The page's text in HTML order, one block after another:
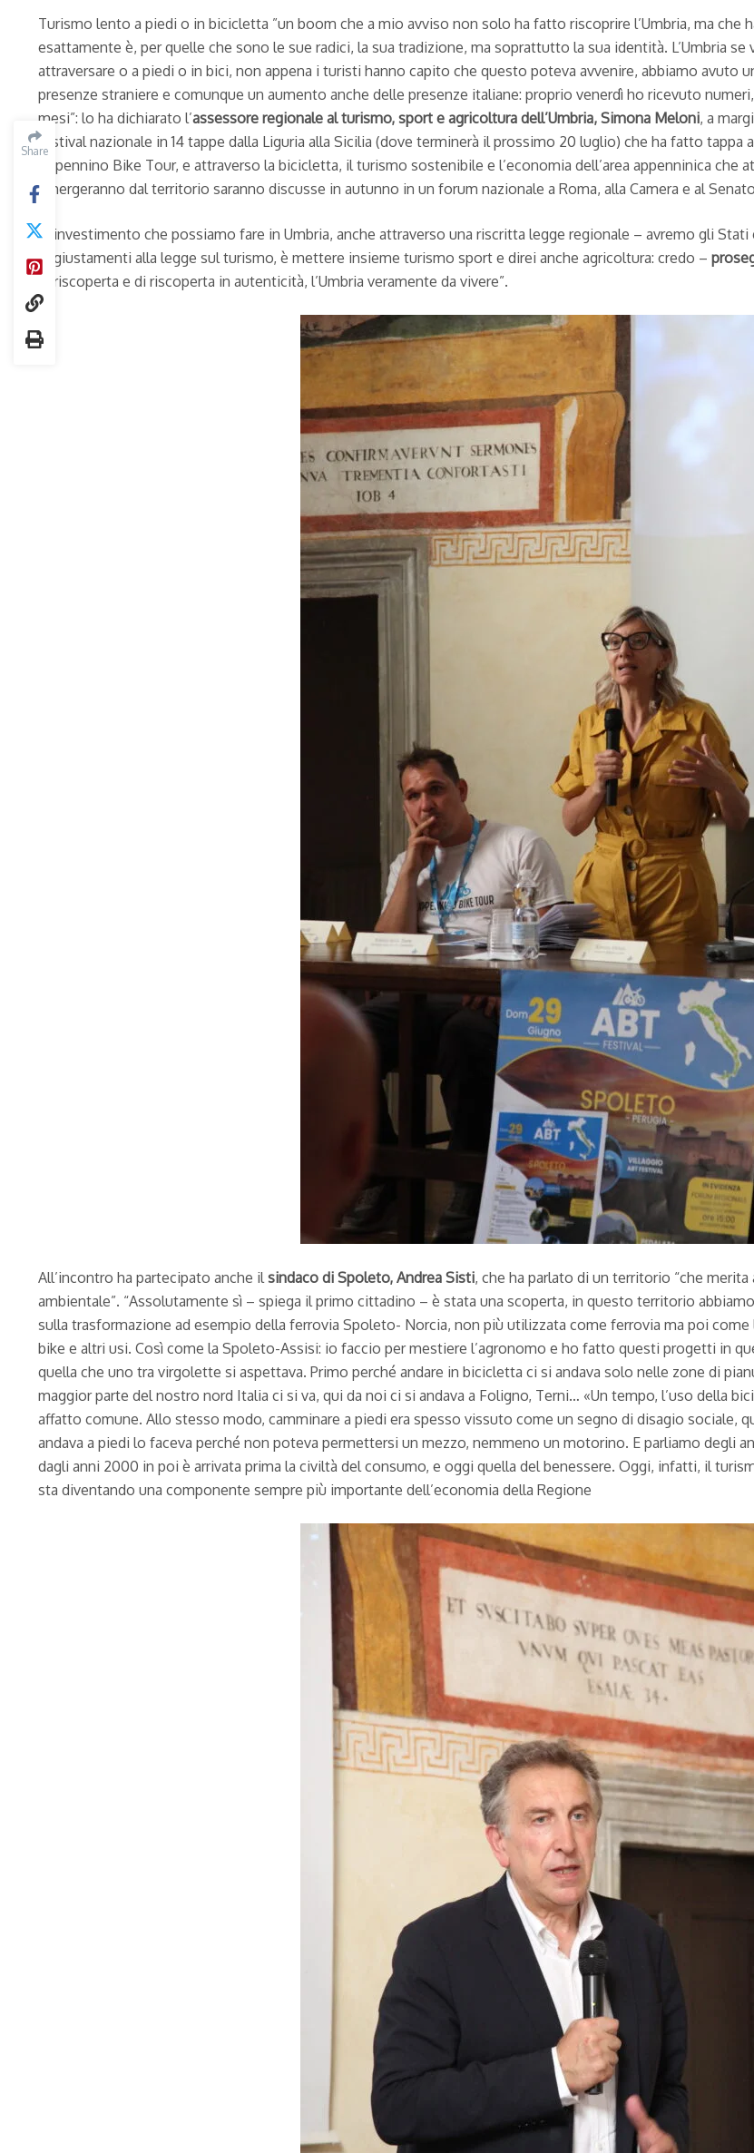
Share
Turismo lento a piedi o in bicicletta ”un boom che a mio avviso non solo ha fatto riscoprire l’Umbria, ma che
esattamente è, per quelle che sono le sue radici, la sua tradizione, ma soprattutto la sua identità. L’Umbria
attraversare o a piedi o in bici, non appena i turisti hanno capito che questo poteva avvenire, abbiamo avuto
presenze straniere e comunque un aumento anche delle presenze italiane: proprio venerdì ho ricevuto
mesi”: lo ha dichiarato l’assessore regionale al turismo, sport e agricoltura dell’Umbria, Simona Meloni, a
festival nazionale in 14 tappe dalla Liguria alla Sicilia (dove terminerà il prossimo 20 luglio) che ha fatto
Appennino Bike Tour, e attraverso la bicicletta, il turismo sostenibile e l’economia dell’area appenninica che
emergeranno dal territorio saranno discusse in autunno in un forum nazionale a Roma, alla Camera e al
“L’investimento che possiamo fare in Umbria, anche attraverso una riscritta legge regionale – avremo gli
aggiustamenti alla legge sul turismo, è mettere insieme turismo sport e direi anche agricoltura: credo –
di riscoperta e di riscoperta in autenticità, l’Umbria veramente da vivere”.
All’incontro ha partecipato anche il sindaco di Spoleto, Andrea Sisti, che ha parlato di un territorio “che
ambientale”. “Assolutamente sì – spiega il primo cittadino – è stata una scoperta, in questo territorio
sulla trasformazione ad esempio della ferrovia Spoleto- Norcia, non più utilizzata come ferrovia ma poi
bike e altri usi. Così come la Spoleto-Assisi: io faccio per mestiere l’agronomo e ho fatto questi progetti in
quella che uno tra virgolette si aspettava. Primo perché andare in bicicletta ci si andava solo nelle zone di
maggior parte del nostro nord Italia ci si va, qui da noi ci si andava a Foligno, Terni… «Un tempo, l’uso della
affatto comune. Allo stesso modo, camminare a piedi era spesso vissuto come un segno di disagio sociale,
andava a piedi lo faceva perché non poteva permettersi un mezzo, nemmeno un motorino. E parliamo degli
dagli anni 2000 in poi è arrivata prima la civiltà del consumo, e oggi quella del benessere. Oggi, infatti, il
sta diventando una componente sempre più importante dell’economia della Regione